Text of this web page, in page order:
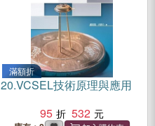
滿額折
20.VCSEL技術原理與應用
95
532